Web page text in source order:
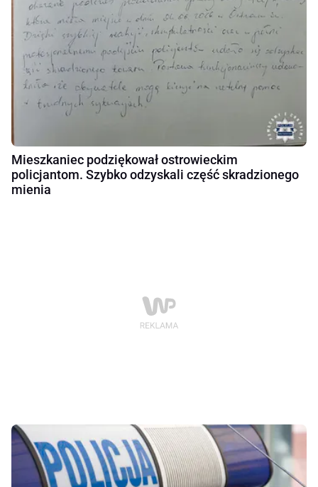
Mieszkaniec podziękował ostrowieckim
policjantom. Szybko odzyskali część skradzionego
mienia